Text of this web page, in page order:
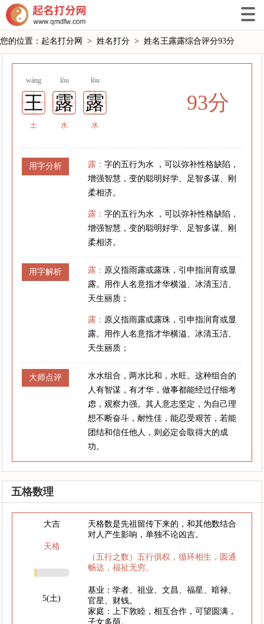
您的位置： 起名打分网 > 姓名打分 > 姓名王露露综合评分93分
wáng lòu lòu
王 露 露
土 水 水
93分
用字分析 露：字的五行为水 ，可以弥补性格缺陷，
增强智慧，变的聪明好学、足智多谋、刚
柔相济。
露：字的五行为水 ，可以弥补性格缺陷，
增强智慧，变的聪明好学、足智多谋、刚
柔相济。
用字解析 露： 原义指雨露或露珠，引申指润育或显
露。用作人名意指才华横溢、冰清玉洁、
天生丽质；
露： 原义指雨露或露珠，引申指润育或显
露。用作人名意指才华横溢、冰清玉洁、
天生丽质；
大师点评
水水组合，两水比和，水旺。这种组合的
人有智谋，有才华，做事都能经过仔细考
虑，观察力强。其人意志坚定，为自己理
想不断奋斗，耐性佳，能忍受艰苦，若能
团结和信任他人，则必定会取得大的成
功。
五格数理
大吉
天格
5(土)
天格数是先祖留传下来的，和其他数结合
对人产生影响，单独不论凶吉。
（五行之数）五行俱权，循环相生，圆通
畅达，福祉无穷。
基业：学者、祖业、文昌、福星、暗禄、
官星、财钱。
家庭：上下敦睦，相互合作，可望圆满，
子女多荫。